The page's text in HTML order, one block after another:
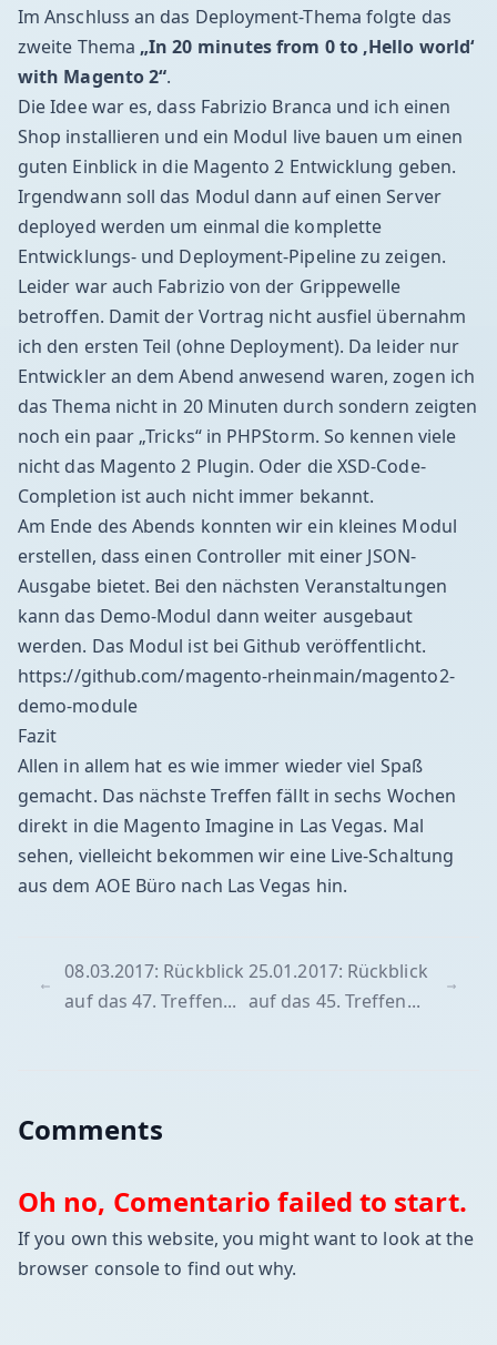
Im Anschluss an das Deployment-Thema folgte das
zweite Thema „In 20 minutes from 0 to ‚Hello world‘
with Magento 2“.
Die Idee war es, dass Fabrizio Branca und ich einen
Shop installieren und ein Modul live bauen um einen
guten Einblick in die Magento 2 Entwicklung geben.
Irgendwann soll das Modul dann auf einen Server
deployed werden um einmal die komplette
Entwicklungs- und Deployment-Pipeline zu zeigen.
Leider war auch Fabrizio von der Grippewelle
betroffen. Damit der Vortrag nicht ausfiel übernahm
ich den ersten Teil (ohne Deployment). Da leider nur
Entwickler an dem Abend anwesend waren, zogen ich
das Thema nicht in 20 Minuten durch sondern zeigten
noch ein paar „Tricks“ in PHPStorm. So kennen viele
nicht das Magento 2 Plugin. Oder die XSD-Code-
Completion ist auch nicht immer bekannt.
Am Ende des Abends konnten wir ein kleines Modul
erstellen, dass einen Controller mit einer JSON-
Ausgabe bietet. Bei den nächsten Veranstaltungen
kann das Demo-Modul dann weiter ausgebaut
werden. Das Modul ist bei Github veröffentlicht.
https://github.com/magento-rheinmain/magento2-
demo-module
Fazit
Allen in allem hat es wie immer wieder viel Spaß
gemacht. Das nächste Treffen fällt in sechs Wochen
direkt in die Magento Imagine in Las Vegas. Mal
sehen, vielleicht bekommen wir eine Live-Schaltung
aus dem AOE Büro nach Las Vegas hin.
08.03.2017: Rückblick
auf das 47. Treffen...
25.01.2017: Rückblick
auf das 45. Treffen...
Comments
Oh no, Comentario failed to start.
If you own this website, you might want to look at the
browser console to find out why.